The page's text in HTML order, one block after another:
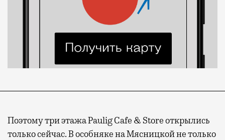
Поэтому три этажа Paulig Cafe & Store открылись
только сейчас. В особняке на Мясницкой не только